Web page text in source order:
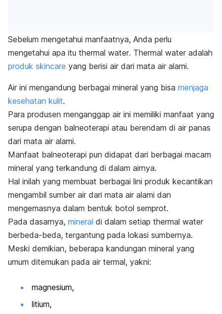
Sebelum mengetahui manfaatnya, Anda perlu
mengetahui apa itu thermal water. Thermal water adalah
produk skincare yang berisi air dari mata air alami.
Air ini mengandung berbagai mineral yang bisa menjaga
kesehatan kulit.
Para produsen menganggap air ini memiliki manfaat yang
serupa dengan balneoterapi atau berendam di air panas
dari mata air alami.
Manfaat balneoterapi pun didapat dari berbagai macam
mineral yang terkandung di dalam airnya.
Hal inilah yang membuat berbagai lini produk kecantikan
mengambil sumber air dari mata air alami dan
mengemasnya dalam bentuk botol semprot.
Pada dasarnya, mineral di dalam setiap thermal water
berbeda-beda, tergantung pada lokasi sumbernya.
Meski demikian, beberapa kandungan mineral yang
umum ditemukan pada air termal, yakni:
magnesium,
litium,